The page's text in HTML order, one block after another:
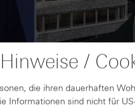
/
die ihren dauerhaften
Informationen sind nicht für